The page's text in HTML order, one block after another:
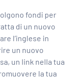
fondi per
di un nuovo
l’inglese in
un nuovo
un link nella tua
la tua